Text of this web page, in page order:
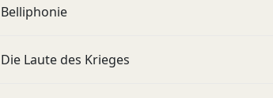
Belliphonie
Die Laute des Krieges